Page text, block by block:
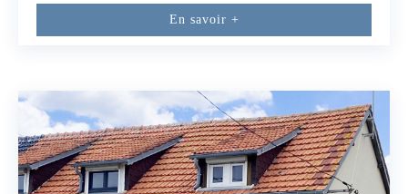
de chaussée : - Entrée et couloir avec placards- 2 chambres-
Salle d'eau- WC- Séjour et salon- CuisineA l'étage - Un palier
l'acquéreur.)
En savoir +